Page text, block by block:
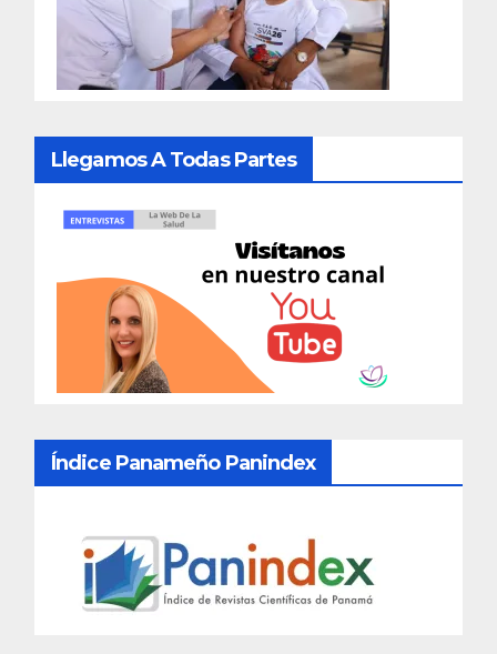
Llegamos A Todas Partes
Índice Panameño Panindex